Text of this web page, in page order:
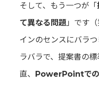
そして、もう一つが「
て異なる問題 」です
インのセンスにバラ
ラバラで、提案書の
直、
PowerPointでの